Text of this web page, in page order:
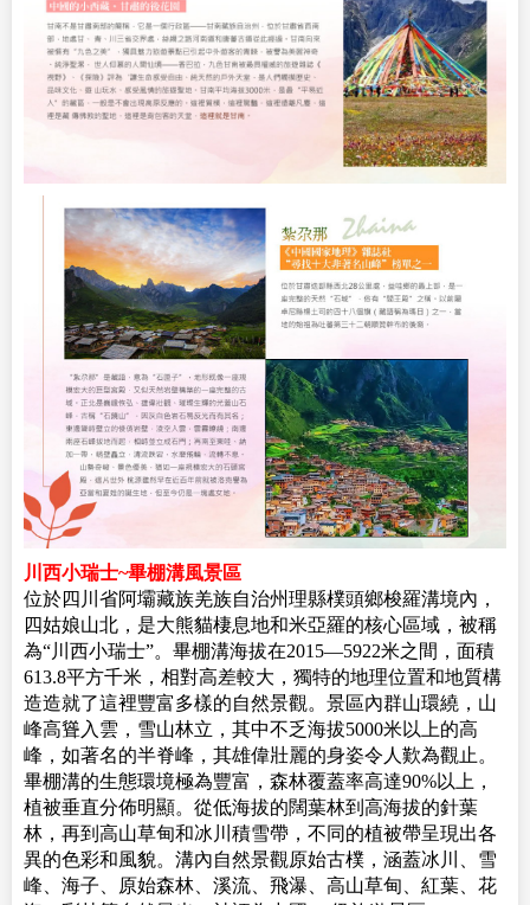
川西小瑞士~畢棚溝風景區
位於四川省阿壩藏族羌族自治州理縣樸頭鄉梭羅溝境內，
四姑娘山北，是大熊貓棲息地和米亞羅的核心區域，被稱
為“川西小瑞士”。畢棚溝海拔在2015—5922米之間，面積
613.8平方千米，相對高差較大，獨特的地理位置和地質構
造造就了這裡豐富多樣的自然景觀。景區內群山環繞，山
峰高聳入雲，雪山林立，其中不乏海拔5000米以上的高
峰，如著名的半脊峰，其雄偉壯麗的身姿令人歎為觀止。
畢棚溝的生態環境極為豐富，森林覆蓋率高達90%以上，
植被垂直分佈明顯。從低海拔的闊葉林到高海拔的針葉
林，再到高山草甸和冰川積雪帶，不同的植被帶呈現出各
異的色彩和風貌。溝內自然景觀原始古樸，涵蓋冰川、雪
峰、海子、原始森林、溪流、飛瀑、高山草甸、紅葉、花